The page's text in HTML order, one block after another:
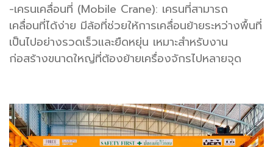
-เครนเคลื่อนที่ (Mobile Crane): เครนที่สามารถ
เคลื่อนที่ได้ง่าย มีล้อที่ช่วยให้การเคลื่อนย้ายระหว่างพื้นที่
เป็นไปอย่างรวดเร็วและยืดหยุ่น เหมาะสำหรับงาน
ก่อสร้างขนาดใหญ่ที่ต้องย้ายเครื่องจักรไปหลายจุด